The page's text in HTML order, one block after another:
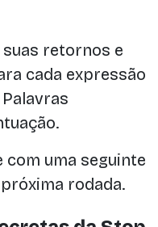
retornos e
cada expressão
com uma seguinte
rodada.